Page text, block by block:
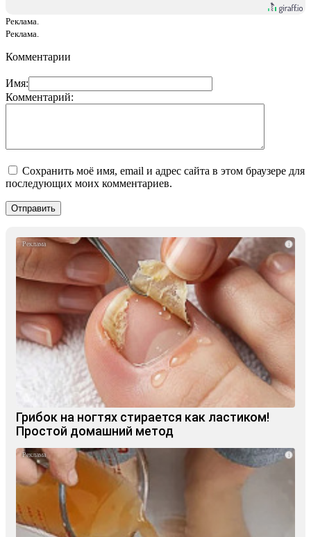
Реклама.
Реклама.
Комментарии
Имя:
Комментарий:
Сохранить моё имя, email и адрес сайта в этом браузере для
последующих моих комментариев.
i
Грибок на ногтях стирается как ластиком!
Простой домашний метод
i